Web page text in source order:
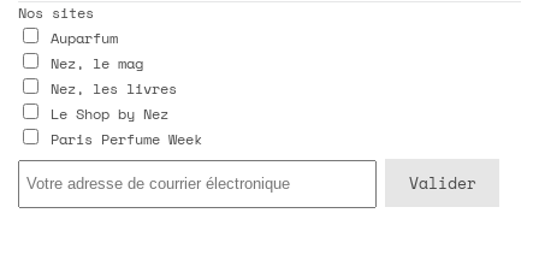
Nos sites
Auparfum
Nez, le mag
Nez, les livres
Le Shop by Nez
Paris Perfume Week